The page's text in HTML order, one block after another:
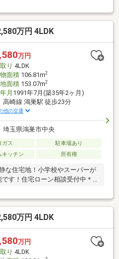
万円 4LDK
万円
り 4LDK
面積106.81m2
面積153.07m2
月 1991年7月(築35年2ヶ月)
高崎線 鴻巣駅 徒歩23分
他の交通
埼玉県鴻巣市中央
ガス
駐車場あり
キッチン 所有権
な住宅地！小学校やスーパーが
す！住宅ローン相談受付中＊＊
万円 4LDK
万円
り 4LDK